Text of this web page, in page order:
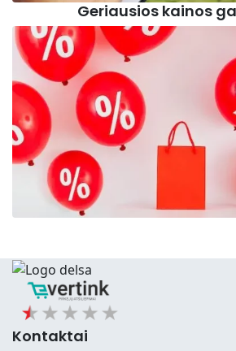
Geriausios kainos
Kontaktai